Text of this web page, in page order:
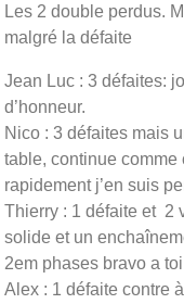
Les 2 double perdus.
malgré la défaite
Jean Luc : 3 défaites:
d’honneur.
Nico : 3 défaites mais
table, continue comme
rapidement j’en suis
Thierry : 1 défaite et 2
solide et un
2em phases bravo a toi
Alex : 1 défaite contre